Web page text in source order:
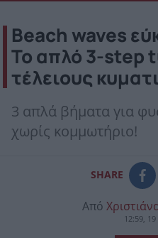
Beach waves
Το απλό 3-step
τέλειους
3 απλά βήματα για
χωρίς κομμωτήριο!
SHARE
Από
12:59,